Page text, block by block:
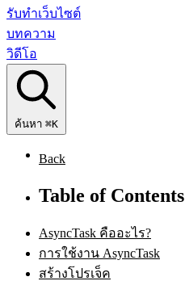
รับทำเว็บไซต์
บทความ
วิดีโอ
ค้นหา ⌘K
Back
Table of Contents
AsyncTask คืออะไร?
การใช้งาน AsyncTask
สร้างโปรเจ็ค